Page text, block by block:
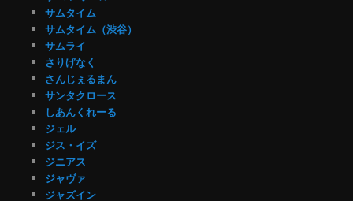
サムタイム
サムタイム（渋谷）
サムライ
さりげなく
さんじぇるまん
サンタクロース
しあんくれーる
ジェル
ジス・イズ
ジニアス
ジャヴァ
ジャズイン